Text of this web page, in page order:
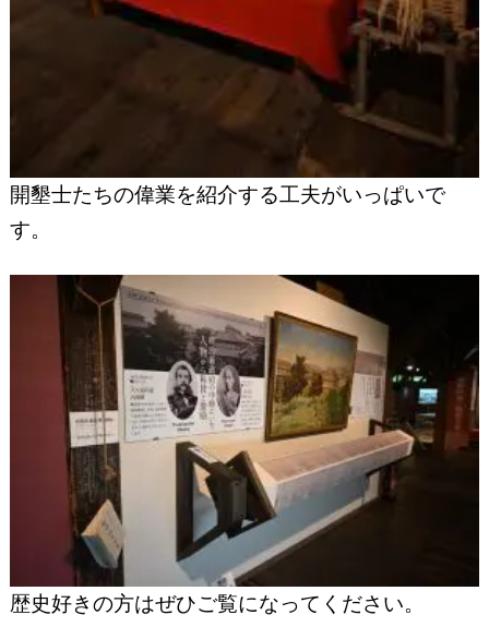
開墾士たちの偉業を紹介する工夫がいっぱいで
す。
歴史好きの方はぜひご覧になってください。